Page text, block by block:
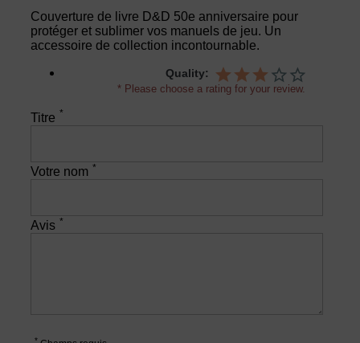
Couverture de livre D&D 50e anniversaire pour
protéger et sublimer vos manuels de jeu. Un
accessoire de collection incontournable.
Quality:
* Please choose a rating for your review.
Titre *
Votre nom *
Avis *
*